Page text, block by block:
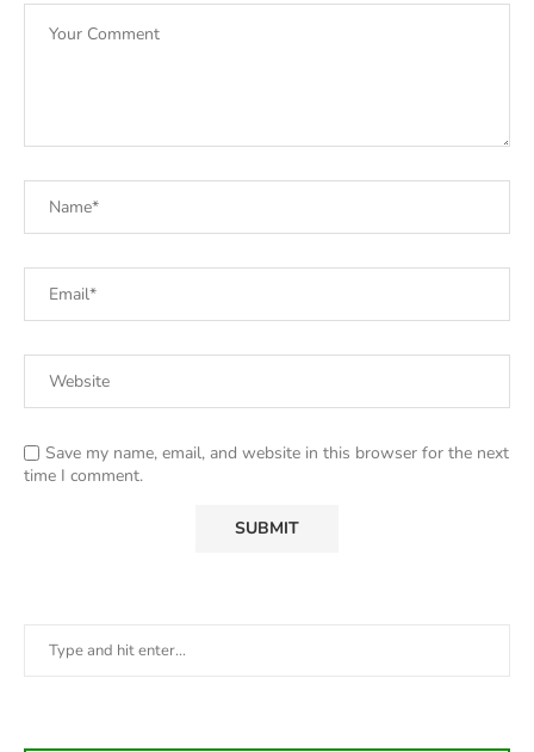
Save my name, email, and website in this browser for the next
time I comment.